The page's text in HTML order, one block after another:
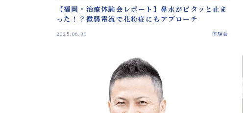
【福岡・治療体験会レポート】鼻水がピタッと止ま
った！？微弱電流で花粉症にもアプローチ
2025.06.30 体験会